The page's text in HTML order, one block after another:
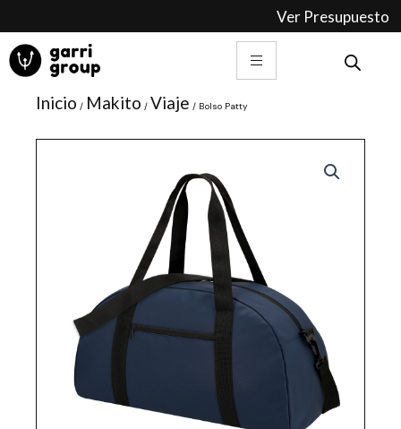
contenido
Ver Presupuesto
Inicio / Makito / Viaje / Bolso Patty